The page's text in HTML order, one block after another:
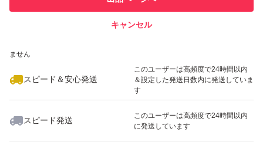
ません
スピード＆安心発送
このユーザーは高頻度で24時間以内
＆設定した発送日数内に発送していま
す
スピード発送
このユーザーは高頻度で24時間以内
に発送しています
キャンセル
いいね！
5,350